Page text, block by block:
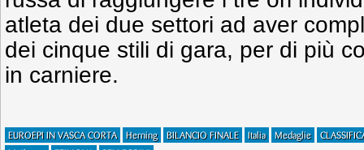
atleta dei due settori ad aver
dei cinque stili di gara, per di più
in carniere.
EUROEPI IN VASCA CORTA Herning BILANCIO FINALE Italia Medaglie